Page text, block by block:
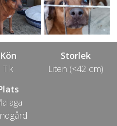
Kön
Tik
Storlek
Liten (<42 cm)